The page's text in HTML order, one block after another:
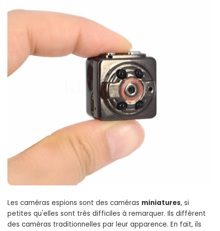
Les caméras espions sont des caméras miniatures, si
petites qu'elles sont très difficiles à remarquer. Ils diffèrent
des caméras traditionnelles par leur apparence. En fait, ils